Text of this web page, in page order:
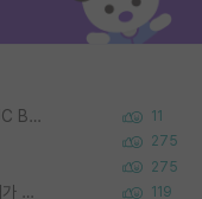
Korea University 수학, 컴퓨터과학 이학사, UC Berkeley 산업공학 대학원 공학박사가 되는 것은 쉽지 않겠죠? 11
275
275
대학원생들 교수에게 가스라이팅 당한 것은 이해가 갑니다. 안타깝네요. 119